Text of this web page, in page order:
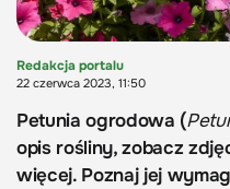
Redakcja portalu
22 czerwca 2023, 11:50
Petunia ogrodowa (
opis rośliny, zobacz
więcej. Poznaj jej